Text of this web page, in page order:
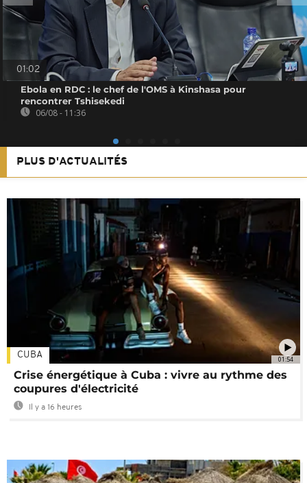
01:02
Ebola en RDC : le chef de l'OMS à Kinshasa pour
rencontrer Tshisekedi
06/08 - 11:36
PLUS D'ACTUALITÉS
01:54
CUBA
Crise énergétique à Cuba : vivre au rythme des
coupures d'électricité
Il y a 16 heures